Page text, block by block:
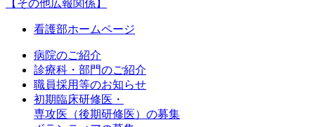
【その他広報関係】
看護部ホームページ
病院のご紹介
診療科・部門のご紹介
職員採用等のお知らせ
初期臨床研修医・
専攻医（後期研修医）の募集